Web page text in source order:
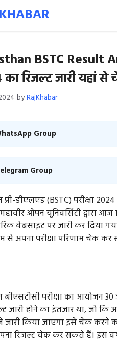
BSTC Result
रिजल्ट जारी यहां
byRajKhabar
Group
Group
प्री-डीएलएड (BSTC) परीक्षा
ओपन यूनिवर्सिटी द्वारा
वेबसाइट पर जारी कर दिया
से अपना परीक्षा परिणाम चेक
बीएसटीसी परीक्षा का आयोजन
जारी होने का इंतजार था,‌ जो
जारी किया जाएगा इसे चेक करने
रिजल्ट चेक कर सकते हैं। इस